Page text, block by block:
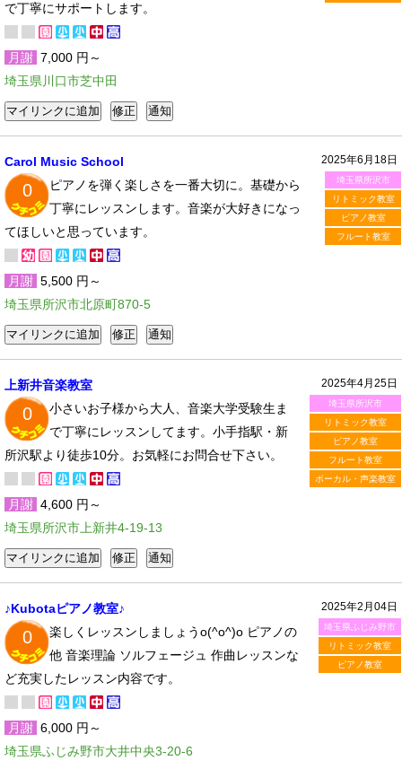
で丁寧にサポートします。
月謝 7,000 円～
埼玉県川口市芝中田
2025年6月18日
埼玉県所沢市
リトミック教室
ピアノ教室
フルート教室
Carol Music School
0
ピアノを弾く楽しさを一番大切に。基礎から
丁寧にレッスンします。音楽が大好きになっ
てほしいと思っています。
月謝 5,500 円～
埼玉県所沢市北原町870-5
2025年4月25日
埼玉県所沢市
リトミック教室
ピアノ教室
フルート教室
ボーカル・声楽教室
上新井音楽教室
0
小さいお子様から大人、音楽大学受験生ま
で丁寧にレッスンしてます。小手指駅・新
所沢駅より徒歩10分。お気軽にお問合せ下さい。
月謝 4,600 円～
埼玉県所沢市上新井4-19-13
2025年2月04日
埼玉県ふじみ野市
リトミック教室
ピアノ教室
♪Kubotaピアノ教室♪
0
楽しくレッスンしましょうo(^o^)o ピアノの
他 音楽理論 ソルフェージュ 作曲レッスンな
ど充実したレッスン内容です。
月謝 6,000 円～
埼玉県ふじみ野市大井中央3-20-6